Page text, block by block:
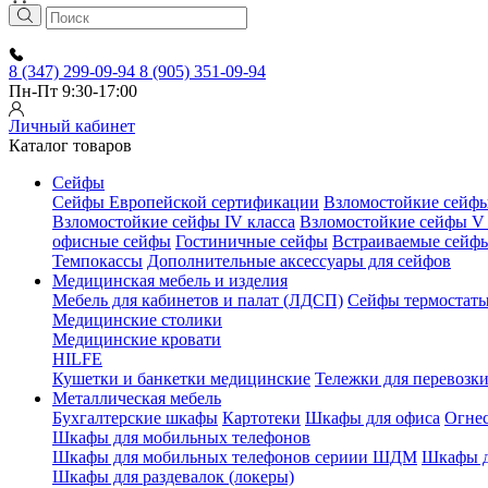
8 (347) 299-09-94 8 (905) 351-09-94
Пн-Пт 9:30-17:00
Личный кабинет
Каталог товаров
Сейфы
Сейфы Европейской сертификации Взломостойкие
Взломостойкие сейфы IV класса Взломостойкие сейфы V
офисные сейфы Гостиничные сейфы Встраиваемые
Темпокассы Дополнительные аксессуары для сейфов
Медицинская мебель и изделия
Мебель для кабинетов и палат (ЛДСП) Сейфы
Медицинские столики
Медицинские кровати
HILFE
Кушетки и банкетки медицинские Тележки для
Металлическая мебель
Бухгалтерские шкафы Картотеки Шкафы для офиса
Шкафы для мобильных телефонов
Шкафы для мобильных телефонов сериии ШДМ Шкафы
Шкафы для раздевалок (локеры)